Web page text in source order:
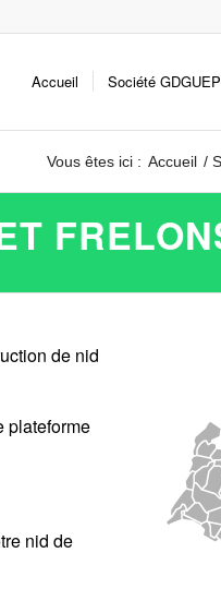
Accueil Société
Vous êtes ici : Accueil /
de nid
plateforme
nid de